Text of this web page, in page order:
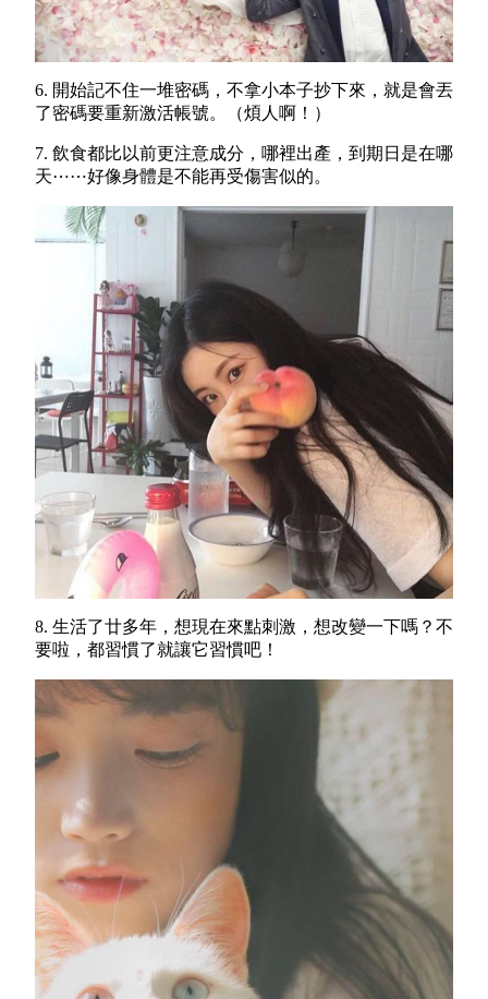
6. 開始記不住一堆密碼，不拿小本子抄下來，就是會丟
了密碼要重新激活帳號。（煩人啊！）
7. 飲食都比以前更注意成分，哪裡出產，到期日是在哪
天⋯⋯好像身體是不能再受傷害似的。
8. 生活了廿多年，想現在來點刺激，想改變一下嗎？不
要啦，都習慣了就讓它習慣吧！